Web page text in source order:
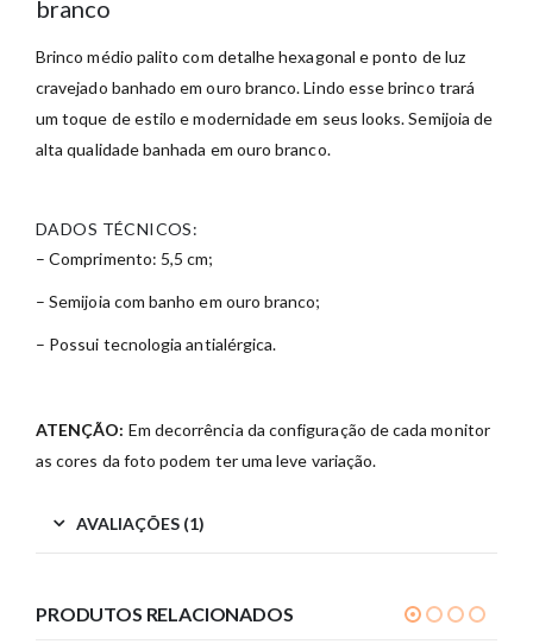
branco
Brinco médio palito com detalhe hexagonal e ponto de luz
cravejado banhado em ouro branco. Lindo esse brinco trará
um toque de estilo e modernidade em seus looks. Semijoia de
alta qualidade banhada em ouro branco.
DADOS TÉCNICOS:
– Comprimento: 5,5 cm;
– Semijoia com banho em ouro branco;
– Possui tecnologia antialérgica.
ATENÇÃO: Em decorrência da configuração de cada monitor
as cores da foto podem ter uma leve variação.
AVALIAÇÕES (1)
PRODUTOS RELACIONADOS